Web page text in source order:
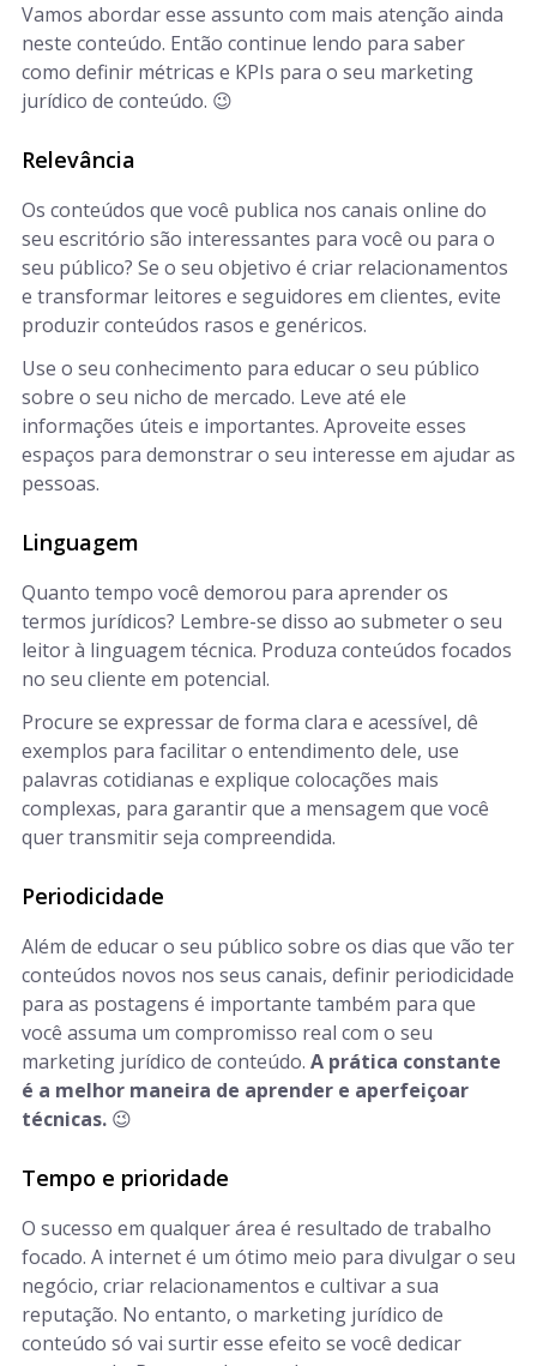
Vamos abordar esse assunto com mais atenção ainda
neste conteúdo. Então continue lendo para saber
como definir métricas e KPIs para o seu marketing
jurídico de conteúdo. 😉
Relevância
Os conteúdos que você publica nos canais online do
seu escritório são interessantes para você ou para o
seu público? Se o seu objetivo é criar relacionamentos
e transformar leitores e seguidores em clientes, evite
produzir conteúdos rasos e genéricos.
Use o seu conhecimento para educar o seu público
sobre o seu nicho de mercado. Leve até ele
informações úteis e importantes. Aproveite esses
espaços para demonstrar o seu interesse em ajudar as
pessoas.
Linguagem
Quanto tempo você demorou para aprender os
termos jurídicos? Lembre-se disso ao submeter o seu
leitor à linguagem técnica. Produza conteúdos focados
no seu cliente em potencial.
Procure se expressar de forma clara e acessível, dê
exemplos para facilitar o entendimento dele, use
palavras cotidianas e explique colocações mais
complexas, para garantir que a mensagem que você
quer transmitir seja compreendida.
Periodicidade
Além de educar o seu público sobre os dias que vão ter
conteúdos novos nos seus canais, definir periodicidade
para as postagens é importante também para que
você assuma um compromisso real com o seu
marketing jurídico de conteúdo. A prática constante
é a melhor maneira de aprender e aperfeiçoar
técnicas. 😉
Tempo e prioridade
O sucesso em qualquer área é resultado de trabalho
focado. A internet é um ótimo meio para divulgar o seu
negócio, criar relacionamentos e cultivar a sua
reputação. No entanto, o marketing jurídico de
conteúdo só vai surtir esse efeito se você dedicar